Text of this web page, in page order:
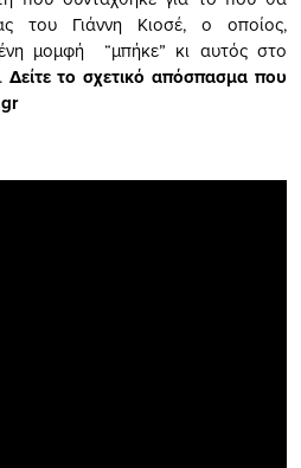
του Γιάννη Κιοσέ, ο οποίος,
μομφή “μπήκε” κι αυτός στο
Δείτε το σχετικό απόσπασμα που